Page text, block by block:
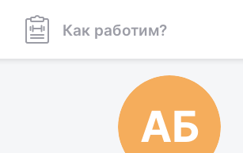
Как работим?
АБ